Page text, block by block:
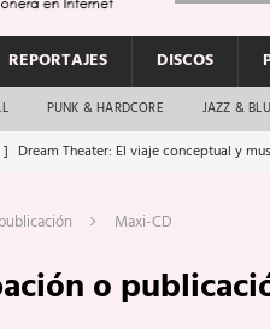
REPORTAJES DISCOS
PUNK & HARDCORE JAZZ &
] Dream Theater: El viaje conceptual y
] Vamos Con Todo: El rock urbano sigue
Ave Exsilyum, los que van a escucharte
Maxi-CD
o